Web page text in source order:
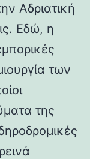
Αδριατική
Εδώ, η
των
της